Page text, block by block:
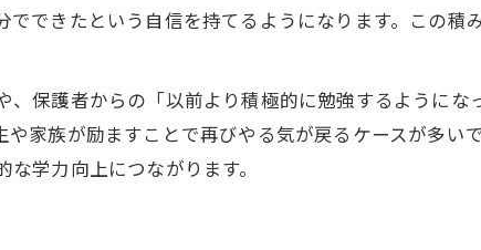
できたという自信を持てるようになります。この積
保護者からの「以前より積極的に勉強するようにな
家族が励ますことで再びやる気が戻るケースが多い
学力向上につながります。